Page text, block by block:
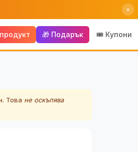
×
🎁 Подарък 🎟️ Купони
Това не оскъпява